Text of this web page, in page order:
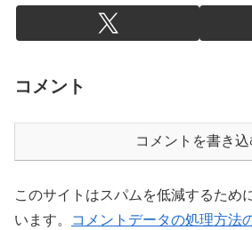
コメント
コメントを書き込
このサイトはスパムを低減するため
います。 コメントデータの処理方法